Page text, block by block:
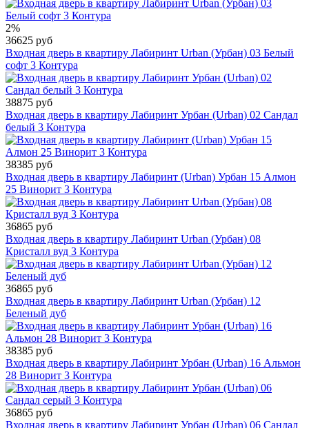
2%
36625 руб
Входная дверь в квартиру Лабиринт Urban (Урбан) 03 Белый
софт 3 Контура
38875 руб
Входная дверь в квартиру Лабиринт Урбан (Urban) 02 Сандал
белый 3 Контура
38385 руб
Входная дверь в квартиру Лабиринт (Urban) Урбан 15 Алмон
25 Винорит 3 Контура
36865 руб
Входная дверь в квартиру Лабиринт Urban (Урбан) 08
Кристалл вуд 3 Контура
36865 руб
Входная дверь в квартиру Лабиринт Urban (Урбан) 12
Беленый дуб
38385 руб
Входная дверь в квартиру Лабиринт Урбан (Urban) 16 Альмон
28 Винорит 3 Контура
36865 руб
Входная дверь в квартиру Лабиринт Урбан (Urban) 06 Сандал